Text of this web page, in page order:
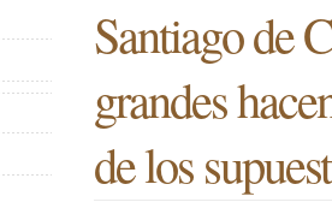
Santiago de
grandes
de los